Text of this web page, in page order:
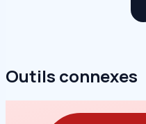
Outils connexes